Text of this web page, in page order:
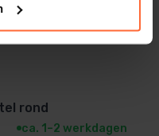
rond
ca. 1–2 werkdagen